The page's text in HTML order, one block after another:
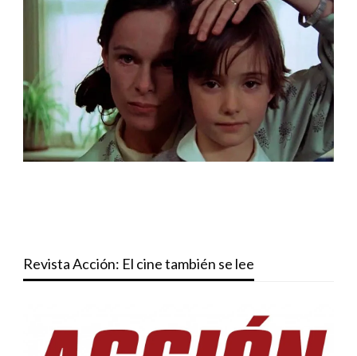
Revista Acción: El cine también se lee